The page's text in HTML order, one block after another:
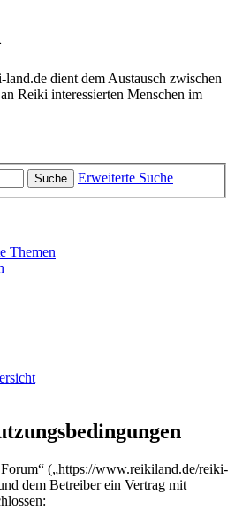
dient dem Austausch zwischen
Reiki interessierten Menschen im
Suche Erweiterte Suche
Themen
(„https://www.reikiland.de/reiki-
dem Betreiber ein Vertrag mit